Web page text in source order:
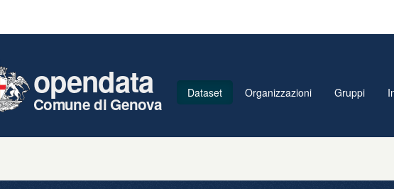
opendata
Comune di Genova
Dataset Organizzazioni Gruppi